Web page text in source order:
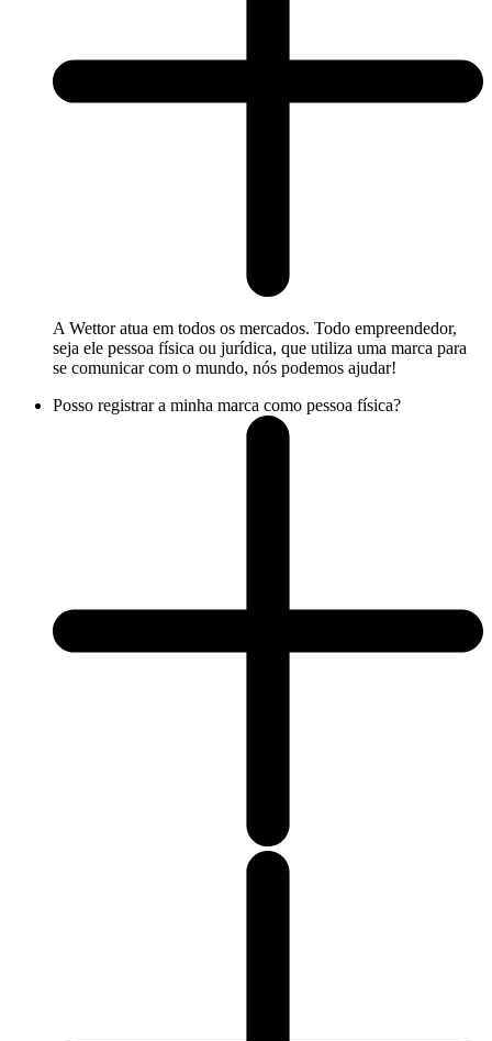
A Wettor atua em todos os mercados. Todo empreendedor,
seja ele pessoa física ou jurídica, que utiliza uma marca para
se comunicar com o mundo, nós podemos ajudar!
Posso registrar a minha marca como pessoa física?